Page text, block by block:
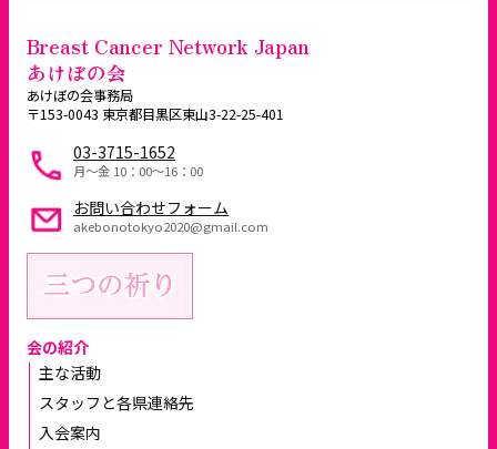
Breast Cancer Network Japan
あけぼの会
あけぼの会事務局
〒153-0043 東京都目黒区東山3-22-25-401
03-3715-1652
月～金 10：00〜16：00
お問い合わせフォーム
akebonotokyo2020@gmail.com
会の紹介
主な活動
スタッフと各県連絡先
入会案内